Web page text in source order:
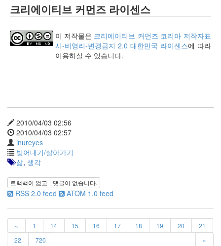
크리에이티브 커먼즈 라이센스
이 저작물은 크리에이티브 커먼즈 코리아 저작자표
시-비영리-변경금지 2.0 대한민국 라이센스에 따라
이용하실 수 있습니다.
2010/04/03 02:56
2010/04/03 02:57
inureyes
빚어내기/살아가기
삶, 생각
트랙백이 없고 댓글이 없습니다.
RSS 2.0 feed ATOM 1.0 feed
« 1 14 15 16 17 18 19 20
21
22
720 »
(1)
CODE
MX
clear
화,
로
우
뉴
스
기
술,
세
상,
심
감